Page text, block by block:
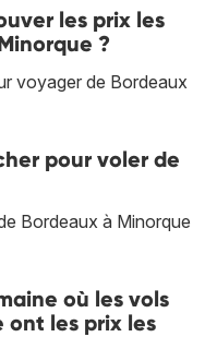
les prix les
?
voyager de Bordeaux
pour voler de
Bordeaux à Minorque
où les vols
ont les prix les